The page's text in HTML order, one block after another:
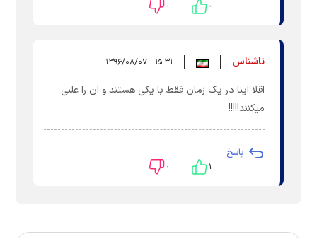
۰ ۰
ناشناس ۱۵:۳۱ - ۱۳۹۶/۰۸/۰۷
اقلا اینا در یک زمان فقط با یکی هستند و ان را علنی
میکنند!!!!!
پاسخ
۱ ۰